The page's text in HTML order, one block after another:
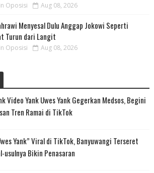
Oposisi Aug 08, 2026
Menyesal Dulu Anggap Jokowi Seperti
Turun dari Langit
Oposisi Aug 08, 2026
Video Yank Uwes Yank Gegerkan Medsos, Begini
Tren Ramai di TikTok
Yank” Viral di TikTok, Banyuwangi Terseret
usulnya Bikin Penasaran